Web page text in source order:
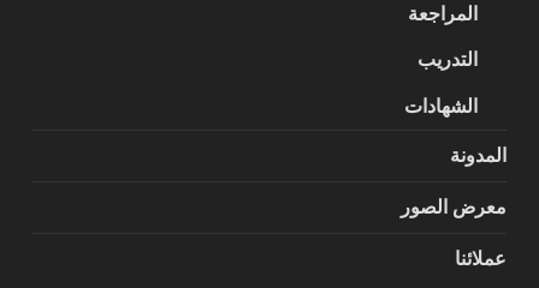
المراجعة
التدريب
الشهادات
المدونة
معرض الصور
عملائنا